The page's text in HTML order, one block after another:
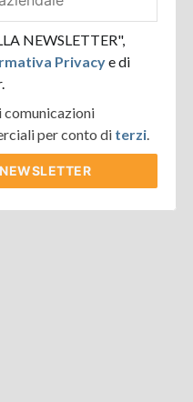
NEWSLETTER",
Privacye di
comunicazioni
per conto di terzi.